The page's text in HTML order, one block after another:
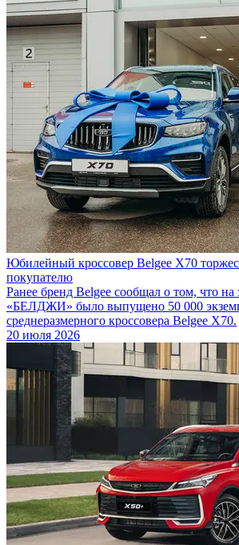
Юбилейный кроссовер Belgee X70
покупателю
Ранее бренд Belgee сообщал о том, что
«БЕЛДЖИ» было выпущено 50 000
среднеразмерного кроссовера Belgee X70.
20 июля 2026